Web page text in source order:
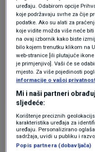
ovisnost i dr. tako i
mreža osporavaju
manipulativnog
ovisnost, tobože u
stvari radi se o
i novca..
uređaju. Odabirom opcije
koje podržavaju svrhe za čije
podatke. Ako su alati za
koje vidite možda više neće
na ovaj izbornik kako biste
bilo kojem trenutku klikom na
web-stranice [ili plutajuće
je primjenjivo]. Vaši će se
mjesto. Za više pojedinosti
informacije o vašoj
Mi i naši partneri
sljedeće:
Korištenje preciznih
karakteristika uređaja za
uređaju. Personalizirano
sadržaja, uvidi u publiku i
Popis partnera (dobavljača)